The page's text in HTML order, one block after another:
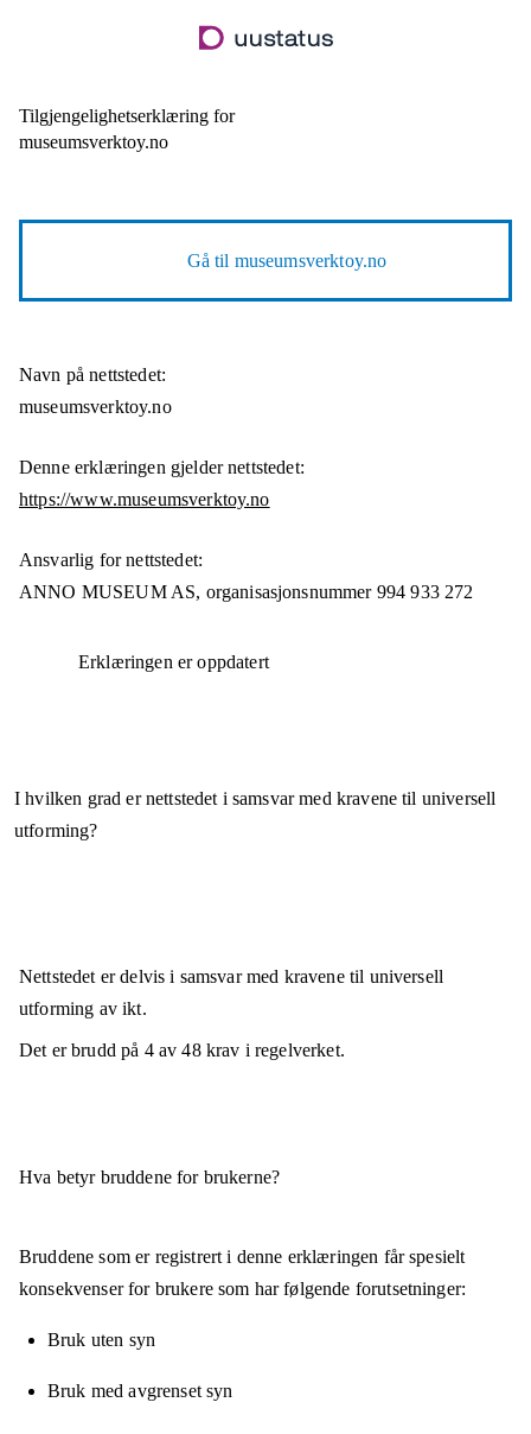
til
Tilgjengelighetserklæring for
museumsverktoy.no
Gå til museumsverktoy.no
Navn på nettstedet:
museumsverktoy.no
Denne erklæringen gjelder nettstedet:
https://www.museumsverktoy.no
Ansvarlig for nettstedet:
ANNO MUSEUM AS, organisasjonsnummer 994 933 272
Erklæringen er oppdatert
I hvilken grad er nettstedet i samsvar med kravene til universell
utforming?
Nettstedet erdelvis i samsvarmed kravene til universell
utforming av ikt.
Det er brudd på 4av48krav i regelverket.
Hva betyr bruddene for brukerne?
Bruddene som er registrert i denne erklæringen får spesielt
konsekvenser for brukere som har følgende forutsetninger:
Bruk uten syn
Bruk med avgrenset syn